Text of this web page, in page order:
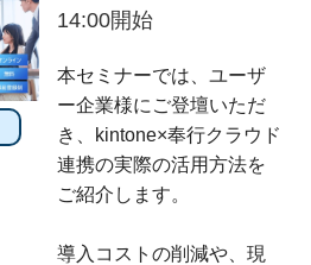
14:00開始
本セミナーでは、ユーザ
ー企業様にご登壇いただ
き、kintone×奉行クラウド
連携の実際の活用方法を
ご紹介します。
導入コストの削減や、現